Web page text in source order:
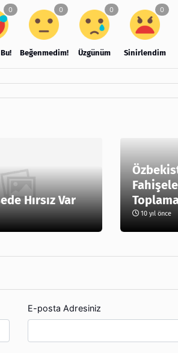
Beğenmedim! Üzgünüm Sinirlendim
Hırsız Var
10 yıl önce
E-posta Adresiniz